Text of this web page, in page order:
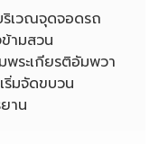
เวณจุดจอดรถ
ามสวน
พระเกียรติอัมพวา
ริ่มจัดขบวน
าน